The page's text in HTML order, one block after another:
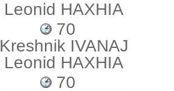
Leonid HAXHIA
70
Kreshnik IVANAJ
Leonid HAXHIA
70